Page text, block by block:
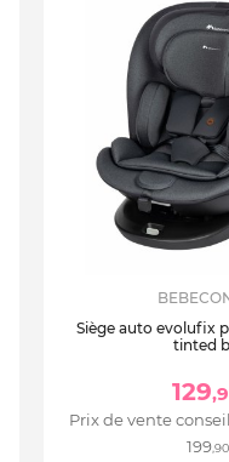
Siège auto evolufix
tinted
129
Prix de vente
199